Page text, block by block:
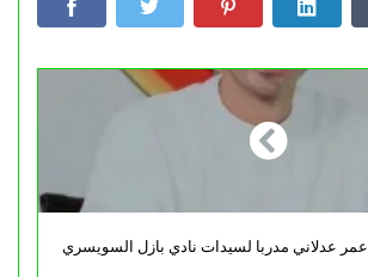
عمر عدلاني مدربا لسيدات نادي بازل السويسري